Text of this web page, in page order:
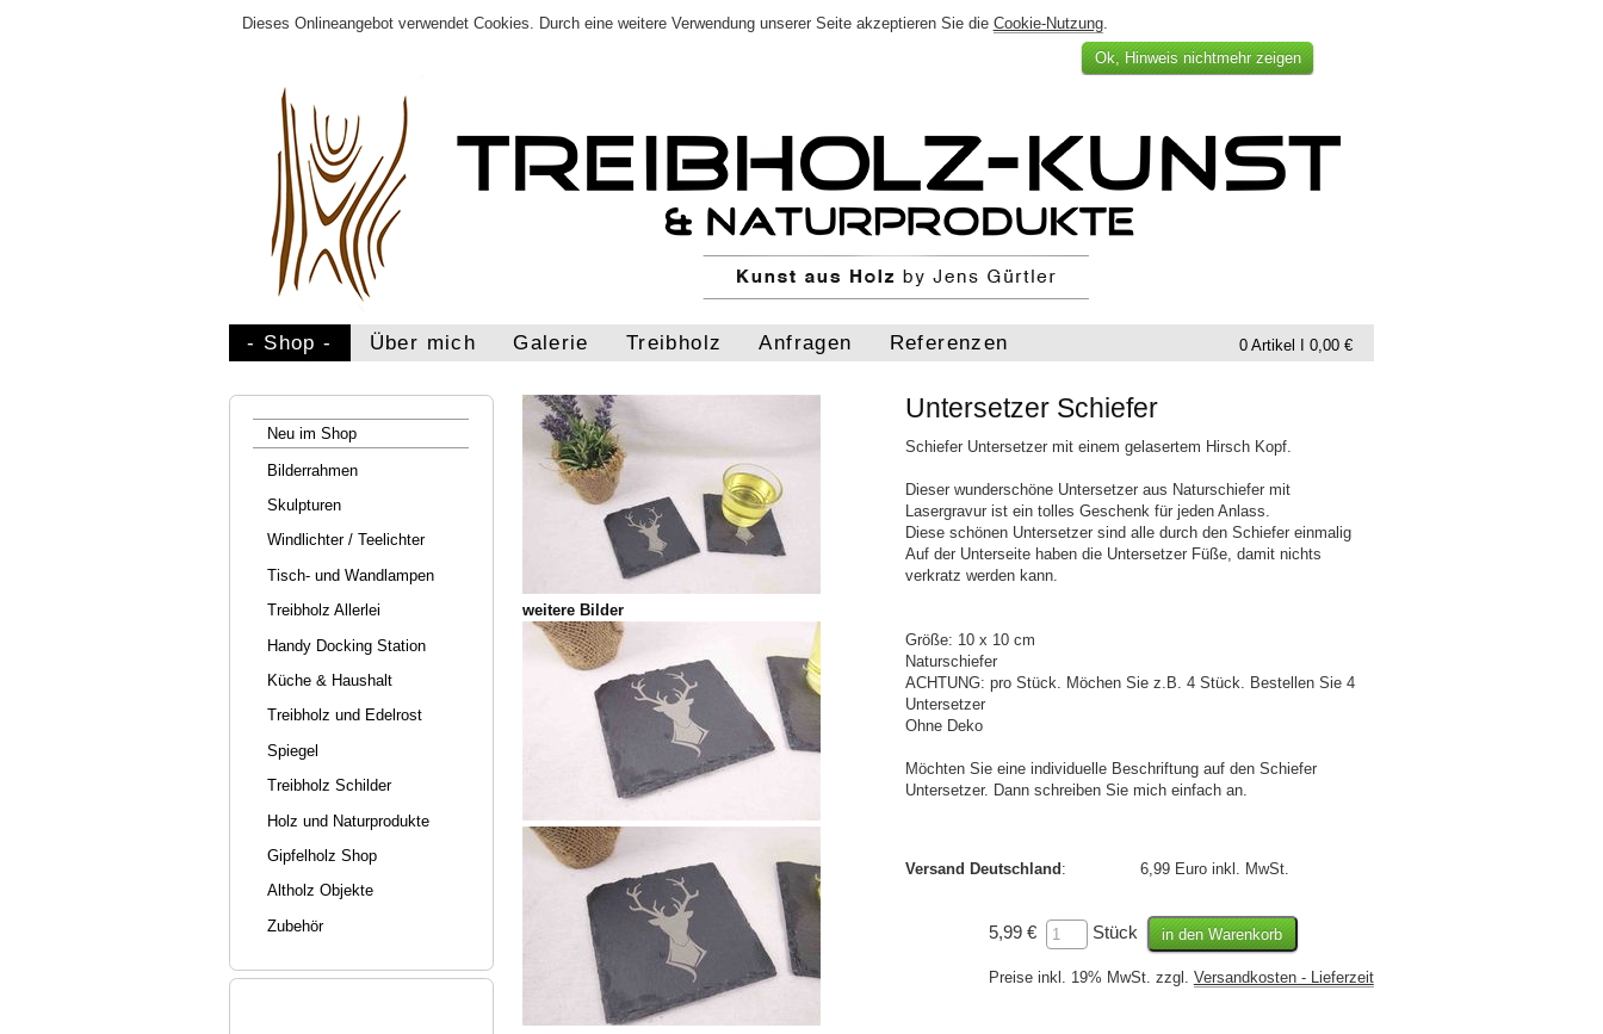
Dieses Onlineangebot verwendet Cookies. Durch eine weitere Verwendung unserer Seite akzeptieren Sie die Cookie-Nutzung.
Ok, Hinweis nichtmehr zeigen
- Shop - Über mich Galerie Treibholz Anfragen Referenzen 0 Artikel I 0,00 €
Neu im Shop
Bilderrahmen
Skulpturen
Windlichter / Teelichter
Tisch- und Wandlampen
Treibholz Allerlei
Handy Docking Station
Küche & Haushalt
Treibholz und Edelrost
Spiegel
Treibholz Schilder
Holz und Naturprodukte
Gipfelholz Shop
Altholz Objekte
Zubehör
weitere Bilder
Untersetzer Schiefer
Schiefer Untersetzer mit einem gelasertem Hirsch Kopf.
Dieser wunderschöne Untersetzer aus Naturschiefer mit
Lasergravur ist ein tolles Geschenk für jeden Anlass.
Diese schönen Untersetzer sind alle durch den Schiefer einmalig
Auf der Unterseite haben die Untersetzer Füße, damit nichts
verkratz werden kann.
Größe: 10 x 10 cm
Naturschiefer
ACHTUNG: pro Stück. Möchen Sie z.B. 4 Stück. Bestellen Sie 4
Untersetzer
Ohne Deko
Möchten Sie eine individuelle Beschriftung auf den Schiefer
Untersetzer. Dann schreiben Sie mich einfach an.
Versand Deutschland 6,99 Euro inkl. MwSt.
5,99 € Stück
Preise inkl. 19% MwSt. zzgl. Versandkosten - Lieferzeit